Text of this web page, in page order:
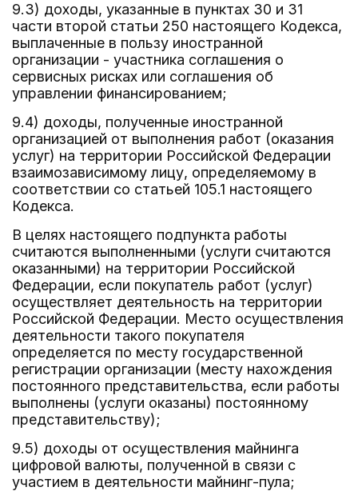
9.3) доходы, указанные в пунктах 30 и 31
части второй статьи 250 настоящего Кодекса,
выплаченные в пользу иностранной
организации - участника соглашения о
сервисных рисках или соглашения об
управлении финансированием;
9.4) доходы, полученные иностранной
организацией от выполнения работ (оказания
услуг) на территории Российской Федерации
взаимозависимому лицу, определяемому в
соответствии со статьей 105.1 настоящего
Кодекса.
В целях настоящего подпункта работы
считаются выполненными (услуги считаются
оказанными) на территории Российской
Федерации, если покупатель работ (услуг)
осуществляет деятельность на территории
Российской Федерации. Место осуществления
деятельности такого покупателя
определяется по месту государственной
регистрации организации (месту нахождения
постоянного представительства, если работы
выполнены (услуги оказаны) постоянному
представительству);
9.5) доходы от осуществления майнинга
цифровой валюты, полученной в связи с
участием в деятельности майнинг-пула;